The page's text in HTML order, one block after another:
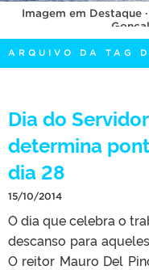
OUVIDORIA
PORTARIAS
TELEFONES
Imagem em Destaque
ARQUIVO DA TAG
Dia do
determina
dia 28
15/10/2014
O dia que celebra o
descanso para
O reitor Mauro Del